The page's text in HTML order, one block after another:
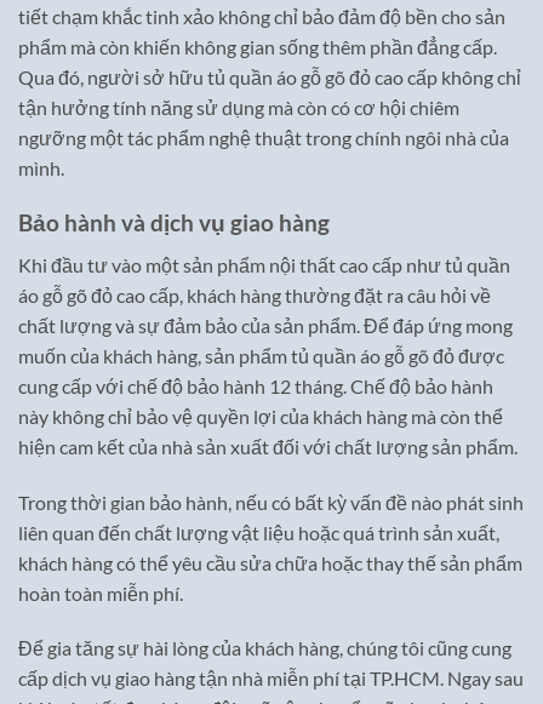
tiết chạm khắc tinh xảo không chỉ bảo đảm độ bền cho sản
phẩm mà còn khiến không gian sống thêm phần đẳng cấp.
Qua đó, người sở hữu tủ quần áo gỗ gõ đỏ cao cấp không chỉ
tận hưởng tính năng sử dụng mà còn có cơ hội chiêm
ngưỡng một tác phẩm nghệ thuật trong chính ngôi nhà của
mình.
Bảo hành và dịch vụ giao hàng
Khi đầu tư vào một sản phẩm nội thất cao cấp như tủ quần
áo gỗ gõ đỏ cao cấp, khách hàng thường đặt ra câu hỏi về
chất lượng và sự đảm bảo của sản phẩm. Để đáp ứng mong
muốn của khách hàng, sản phẩm tủ quần áo gỗ gõ đỏ được
cung cấp với chế độ bảo hành 12 tháng. Chế độ bảo hành
này không chỉ bảo vệ quyền lợi của khách hàng mà còn thể
hiện cam kết của nhà sản xuất đối với chất lượng sản phẩm.
Trong thời gian bảo hành, nếu có bất kỳ vấn đề nào phát sinh
liên quan đến chất lượng vật liệu hoặc quá trình sản xuất,
khách hàng có thể yêu cầu sửa chữa hoặc thay thế sản phẩm
hoàn toàn miễn phí.
Để gia tăng sự hài lòng của khách hàng, chúng tôi cũng cung
cấp dịch vụ giao hàng tận nhà miễn phí tại TP.HCM. Ngay sau